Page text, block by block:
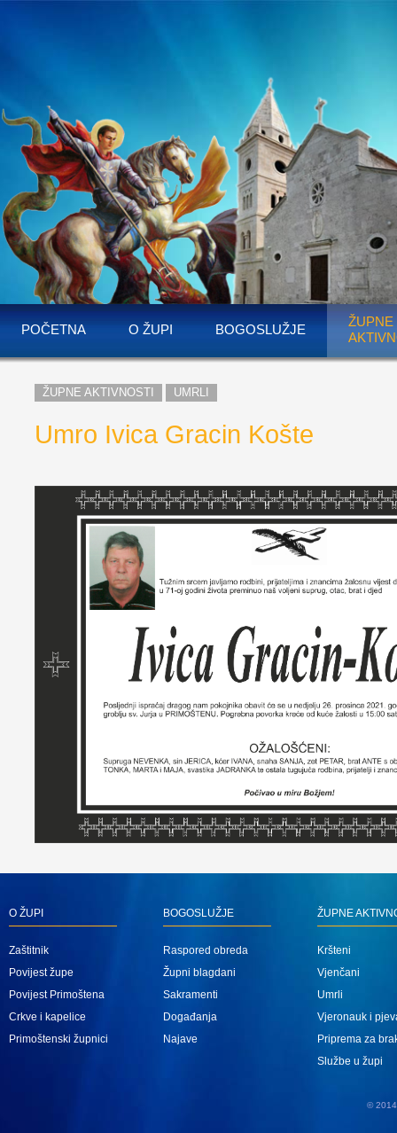
POČETNA O ŽUPI BOGOSLUŽJE
ŽUPNE
ŽUPNE AKTIVNOSTI UMRLI
Umro Ivica Gracin Košte
O ŽUPI
Zaštitnik
Povijest župe
Povijest Primoštena
Crkve i kapelice
Primoštenski župnici
BOGOSLUŽJE
Raspored obreda
Župni blagdani
Sakramenti
Događanja
Najave
ŽUPNE
Kršteni
Vjenčani
Umrli
Vjeronauk i
Priprema za
Službe u župi
© 2014